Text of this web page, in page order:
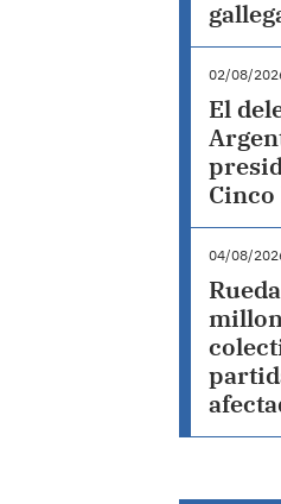
02/08/
El
04/08/